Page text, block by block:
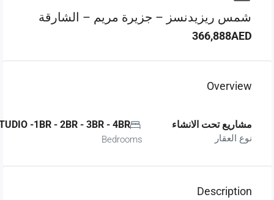
شمس ريزيدنسز – جزيرة مريم – الشارقة
366,888AED
Overview
مشاريع تحت الانشاء
نوع العقار
STUDIO -1BR - 2BR - 3BR - 4BR
Bedrooms
Description